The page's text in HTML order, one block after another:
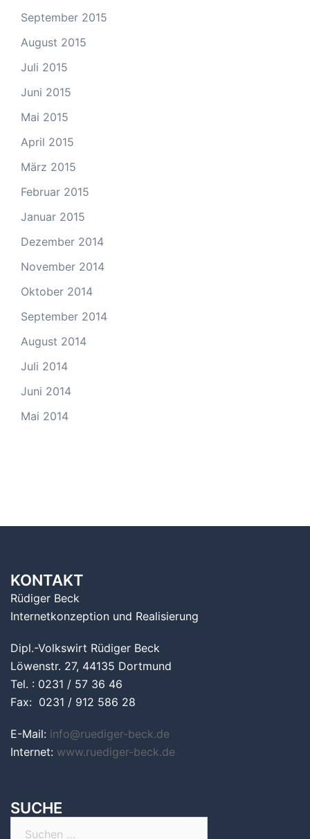
September 2015
August 2015
Juli 2015
Juni 2015
Mai 2015
April 2015
März 2015
Februar 2015
Januar 2015
Dezember 2014
November 2014
Oktober 2014
September 2014
August 2014
Juli 2014
Juni 2014
Mai 2014
KONTAKT
Rüdiger Beck
Internetkonzeption und Realisierung
Dipl.-Volkswirt Rüdiger Beck
Löwenstr. 27, 44135 Dortmund
Tel. : 0231 / 57 36 46
Fax: 0231 / 912 586 28
E-Mail: info@ruediger-beck.de
Internet: www.ruediger-beck.de
SUCHE